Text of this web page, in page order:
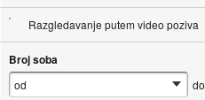
Razgledavanje putem video poziva
Broj soba
do